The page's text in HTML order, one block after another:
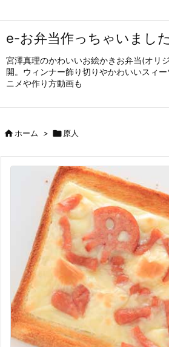
e-お弁当作っちゃいまし
宮澤真理のかわいいお絵かきお弁当(オリ
開。ウィンナー飾り切りやかわいいスィ
ニメや作り方動画も
ホーム >  原人